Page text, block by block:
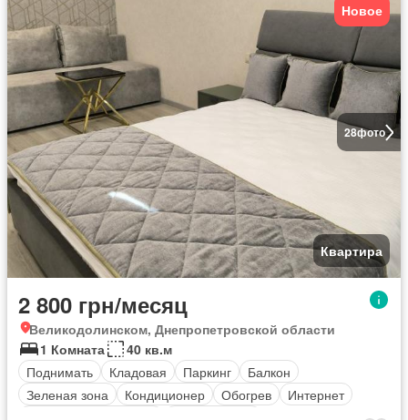
28фото
Новое
Квартира
2 800 грн/месяц
Великодолинском, Днепропетровской области
1 Комната
40 кв.м
Поднимать
Кладовая Паркинг
Балкон
Зеленая зона
Кондиционер Обогрев
Интернет